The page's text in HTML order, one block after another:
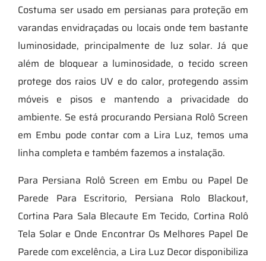
Costuma ser usado em persianas para proteção em
varandas envidraçadas ou locais onde tem bastante
luminosidade, principalmente de luz solar. Já que
além de bloquear a luminosidade, o tecido screen
protege dos raios UV e do calor, protegendo assim
móveis e pisos e mantendo a privacidade do
ambiente. Se está procurando Persiana Rolô Screen
em Embu pode contar com a Lira Luz, temos uma
linha completa e também fazemos a instalação.
Para Persiana Rolô Screen em Embu ou Papel De
Parede Para Escritorio, Persiana Rolo Blackout,
Cortina Para Sala Blecaute Em Tecido, Cortina Rolô
Tela Solar e Onde Encontrar Os Melhores Papel De
Parede com excelência, a Lira Luz Decor disponibiliza